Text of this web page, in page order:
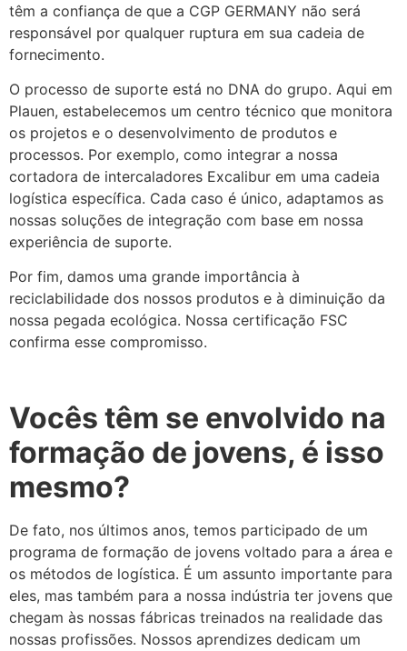
têm a confiança de que a CGP GERMANY não será
responsável por qualquer ruptura em sua cadeia de
fornecimento.
O processo de suporte está no DNA do grupo. Aqui em
Plauen, estabelecemos um centro técnico que monitora
os projetos e o desenvolvimento de produtos e
processos. Por exemplo, como integrar a nossa
cortadora de intercaladores Excalibur em uma cadeia
logística específica. Cada caso é único, adaptamos as
nossas soluções de integração com base em nossa
experiência de suporte.
Por fim, damos uma grande importância à
reciclabilidade dos nossos produtos e à diminuição da
nossa pegada ecológica. Nossa certificação FSC
confirma esse compromisso.
Vocês têm se envolvido na
formação de jovens, é isso
mesmo?
De fato, nos últimos anos, temos participado de um
programa de formação de jovens voltado para a área e
os métodos de logística. É um assunto importante para
eles, mas também para a nossa indústria ter jovens que
chegam às nossas fábricas treinados na realidade das
nossas profissões. Nossos aprendizes dedicam um